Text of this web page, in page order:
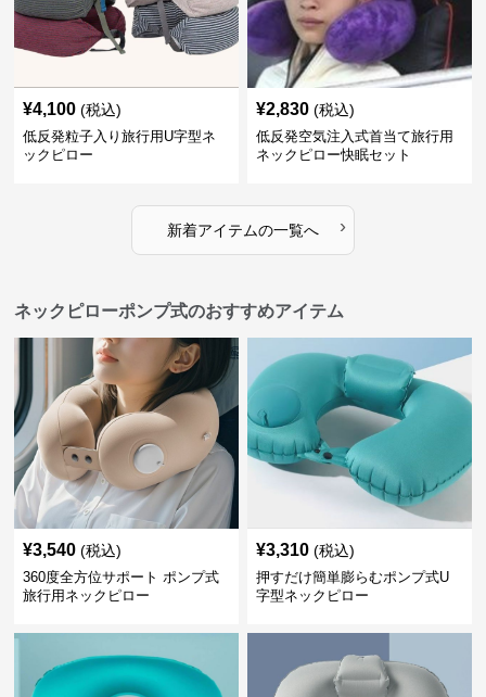
¥4,100 (税込)
低反発粒子入り旅行用U字型ネ
ックピロー
¥2,830 (税込)
低反発空気注入式首当て旅行用
ネックピロー快眠セット
新着アイテムの一覧へ ›
ネックピローポンプ式のおすすめアイテム
¥3,540 (税込)
360度全方位サポート ポンプ式
旅行用ネックピロー
¥3,310 (税込)
押すだけ簡単膨らむポンプ式U
字型ネックピロー